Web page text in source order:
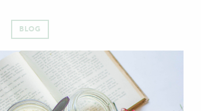
BLOG